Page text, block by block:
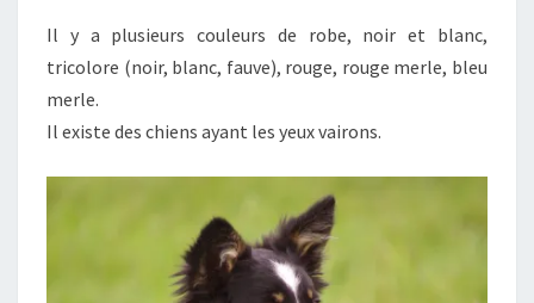
Il y a plusieurs couleurs de robe, noir et blanc,
tricolore (noir, blanc, fauve), rouge, rouge merle, bleu
merle.
Il existe des chiens ayant les yeux vairons.